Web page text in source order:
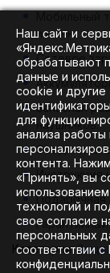
и меню.
Сетевое
Запасная
наушников.
Инструкция
Подарочная
Категории:
Наш сайт и
обрабатывают
данные и
cookie и другие
для
анализа
контента.
«Принять», вы
технологий и
свое согласие
персональных
соответствии с